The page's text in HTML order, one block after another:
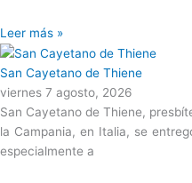
Leer más »
San Cayetano de Thiene
viernes 7 agosto, 2026
San Cayetano de Thiene,
la Campania, en Italia, se
especialmente a